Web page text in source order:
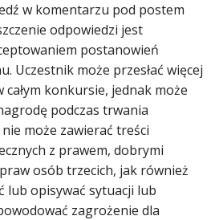
w komentarzu pod postem
odpowiedzi jest
postanowień
Uczestnik może przesłać więcej
całym konkursie, jednak może
podczas trwania
może zawierać treści
z prawem, dobrymi
osób trzecich, jak również
lub opisywać sytuacji lub
zagrożenie dla